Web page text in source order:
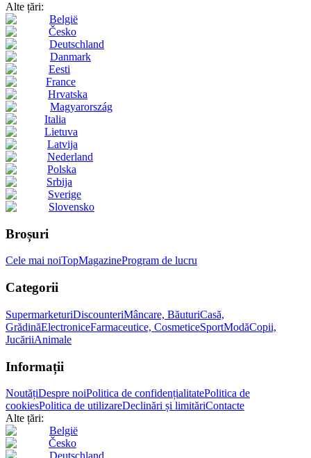
Alte țări:
België
Česko
Deutschland
Danmark
Eesti
France
Hrvatska
Magyarország
Italia
Lietuva
Latvija
Nederland
Polska
Srbija
Sverige
Slovensko
Broșuri
Cele mai noiTopMagazineProgram de lucru
Categorii
SupermarketuriDiscounteriMâncare, BăuturiCasă,
GrădinăElectroniceFarmaceutice, CosmeticeSportModăCopii,
JucăriiAnimale
Informații
NoutățiDespre noiPolitica de confidențialitatePolitica de
cookiesPolitica de utilizareDeclinări și limităriContacte
Alte țări:
België
Česko